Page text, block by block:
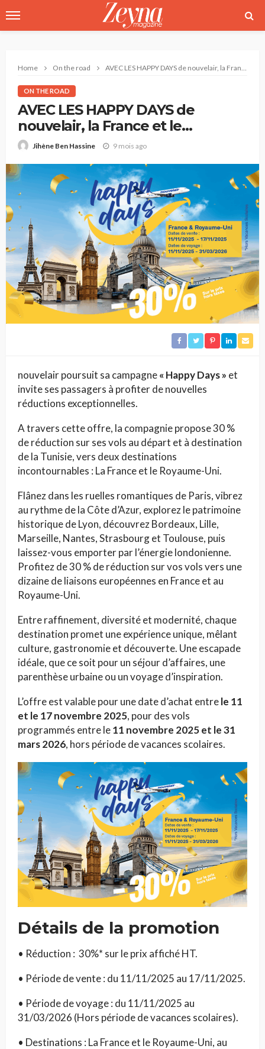
Home On the road AVEC LES HAPPY DAYS de nouvelair, la France et le Royaume-Uni à -30%
ON THE ROAD
AVEC LES HAPPY DAYS de
nouvelair, la France et le
Royaume-Uni à -30%
Jihène Ben Hassine 9 mois ago
nouvelair poursuit sa campagne« Happy Days » et
invite ses passagers à profiter de nouvelles
réductions exceptionnelles.
A travers cette offre, la compagnie propose 30 %
de réduction sur ses vols au départ et à destination
de la Tunisie, vers deux destinations
incontournables : La France et le Royaume-Uni.
Flânez dans les ruelles romantiques de Paris, vibrez
au rythme de la Côte d’Azur, explorez le patrimoine
historique de Lyon, découvrez Bordeaux, Lille,
Marseille, Nantes, Strasbourg et Toulouse, puis
laissez-vous emporter par l’énergie londonienne.
Profitez de 30 % de réduction sur vos vols vers une
dizaine de liaisons européennes en France et au
Royaume-Uni.
Entre raffinement, diversité et modernité, chaque
destination promet une expérience unique, mêlant
culture, gastronomie et découverte. Une escapade
idéale, que ce soit pour un séjour d’affaires, une
parenthèse urbaine ou un voyage d’inspiration.
L’offre est valable pour une date d’achat entrele 11
et le 17 novembre 2025, pour des vols
programmés entre le11 novembre 2025 et le 31
mars 2026, hors période de vacances scolaires.
Détails de la promotion
• Réduction : 30%* sur le prix affiché HT.
• Période de vente : du 11/11/2025 au 17/11/2025.
• Période de voyage : du 11/11/2025 au
31/03/2026 (Hors période de vacances scolaires).
• Destinations : La France et le Royaume-Uni, au